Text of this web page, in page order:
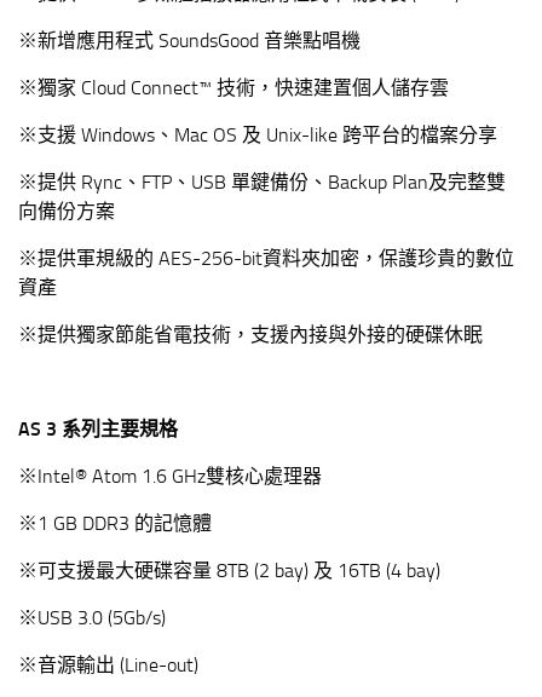
※新增應用程式 SoundsGood 音樂點唱機
※獨家 Cloud Connect™ 技術，快速建置個人儲存雲
※支援 Windows、Mac OS 及 Unix-like 跨平台的檔案分享
※提供 Rync、FTP、USB 單鍵備份、Backup Plan及完整雙
向備份方案
※提供軍規級的 AES-256-bit資料夾加密，保護珍貴的數位
資產
※提供獨家節能省電技術，支援內接與外接的硬碟休眠
AS 3 系列主要規格
※Intel® Atom 1.6 GHz雙核心處理器
※1 GB DDR3 的記憶體
※可支援最大硬碟容量 8TB (2 bay) 及 16TB (4 bay)
※USB 3.0 (5Gb/s)
※音源輸出 (Line-out)